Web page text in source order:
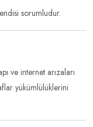
sorumludur.
ve internet arızaları
yükümlülüklerini